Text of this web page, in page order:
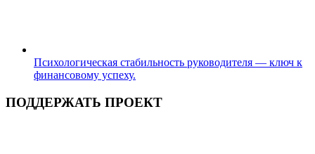
Психологическая стабильность руководителя — ключ к
финансовому успеху.
ПОДДЕРЖАТЬ ПРОЕКТ